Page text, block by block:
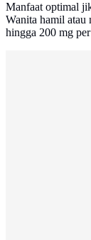
Manfaat optimal
Wanita hamil atau
hingga 200 mg